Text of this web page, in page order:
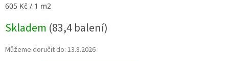
Měrná
605 Kč / 1 m2
Skladem (83,4 balení)
Můžeme doručit do: 13.8.2026